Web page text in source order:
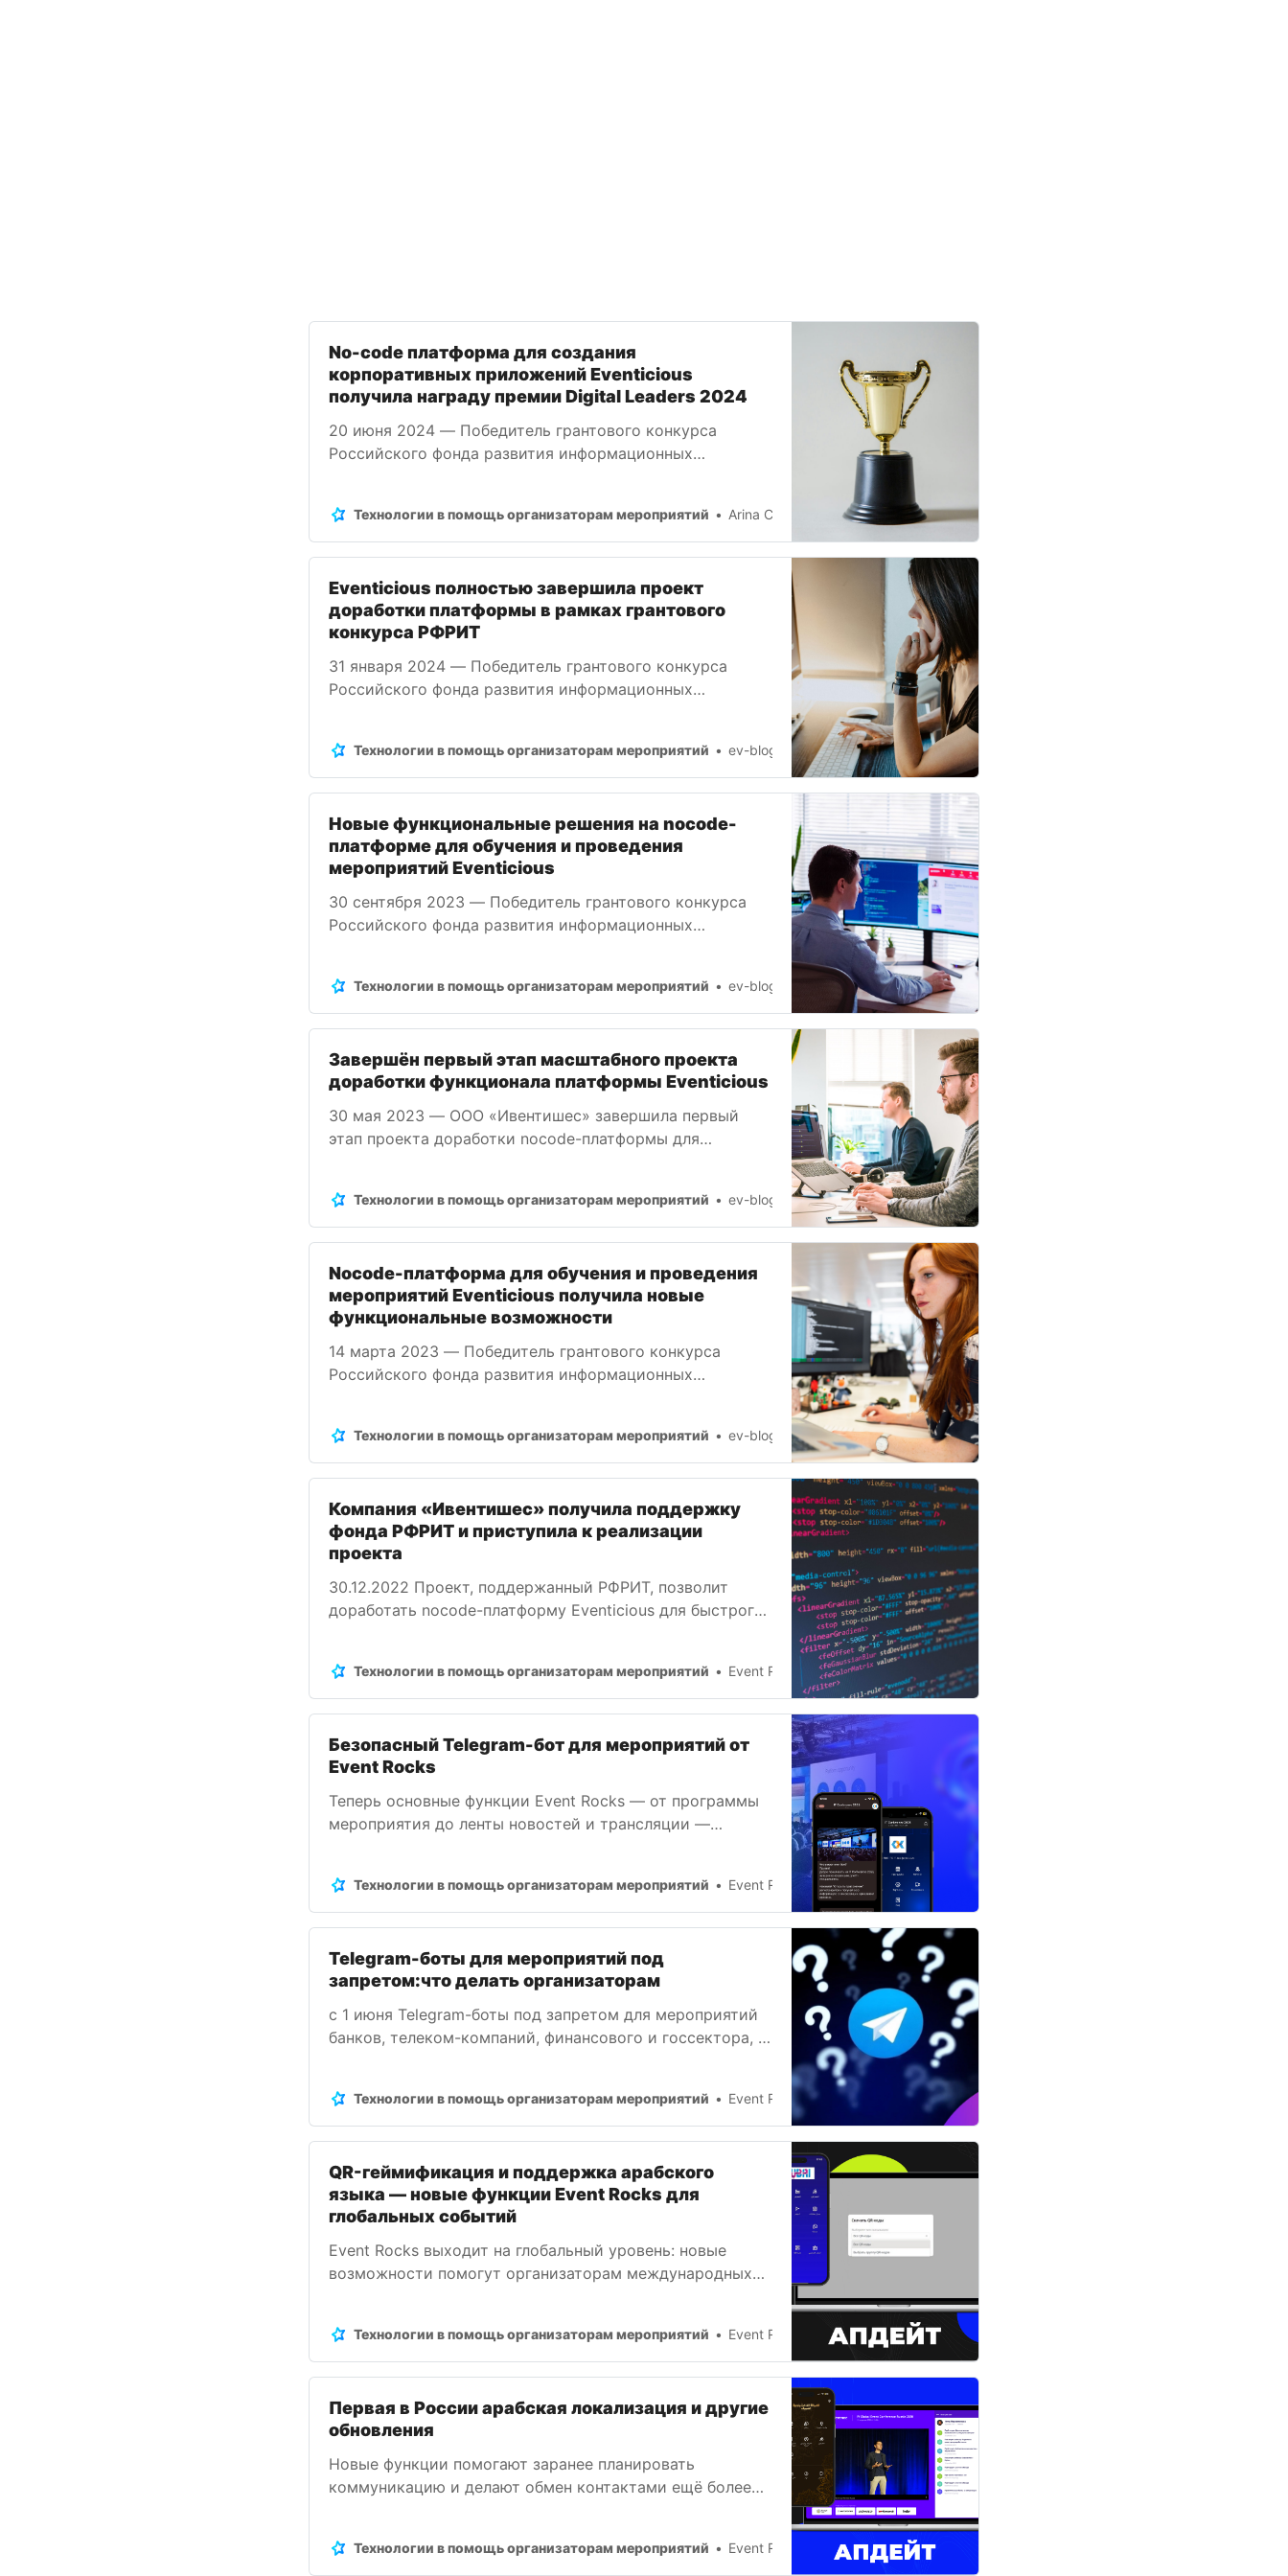
No-code платформа для создания
корпоративных приложений Eventicious
получила награду премии Digital Leaders 2024
20 июня 2024 — Победитель грантового конкурса
Российского фонда развития информационных
Технологии в помощь организаторам мероприятий Arina Chernavtseva
Eventicious полностью завершила проект
доработки платформы в рамках грантового
конкурса РФРИТ
31 января 2024 — Победитель грантового конкурса
Российского фонда развития информационных
Технологии в помощь организаторам мероприятий ev-blog-admin
Новые функциональные решения на nocode-
платформе для обучения и проведения
мероприятий Eventicious
30 сентября 2023 — Победитель грантового конкурса
Российского фонда развития информационных
улучшит процесс обучения пользователей.
Технологии в помощь организаторам мероприятий ev-blog-admin
Завершён первый этап масштабного проекта
доработки функционала платформы Eventicious
30 мая 2023 — ООО «Ивентишес» завершила первый
этап проекта доработки nocode-платформы для
развития информационных технологий (РФРИТ).
Технологии в помощь организаторам мероприятий ev-blog-admin
Nocode-платформа для обучения и проведения
мероприятий Eventicious получила новые
функциональные возможности
14 марта 2023 — Победитель грантового конкурса
Российского фонда развития информационных
своего HRTech-решения.
Технологии в помощь организаторам мероприятий ev-blog-admin
Компания «Ивентишес» получила поддержку
фонда РФРИТ и приступила к реализации
проекта
30.12.2022 Проект, поддержанный РФРИТ, позволит
доработать nocode-платформу Eventicious для быстрого
высоким нагрузкам при синхронизации данных и работе
пользователей.Улучшение процесса установки сервисов
Технологии в помощь организаторам мероприятий Event Rocks Team
Безопасный Telegram-бот для мероприятий от
Event Rocks
Теперь основные функции Event Rocks — от программы
мероприятия до ленты новостей и трансляции —
законодательства.
Технологии в помощь организаторам мероприятий Event Rocks Team
Telegram-боты для мероприятий под
запретом:что делать организаторам
с 1 июня Telegram-боты под запретом для мероприятий
банков, телеком-компаний, финансового и госсектора, а
блокировкам. Кто рискует и как защититься —
рассказали в статье.
Технологии в помощь организаторам мероприятий Event Rocks Team
QR-геймификация и поддержка арабского
языка — новые функции Event Rocks для
глобальных событий
Event Rocks выходит на глобальный уровень: новые
возможности помогут организаторам международных
Технологии в помощь организаторам мероприятий Event Rocks Team
Первая в России арабская локализация и другие
обновления
Новые функции помогают заранее планировать
коммуникацию и делают обмен контактами ещё более
Технологии в помощь организаторам мероприятий Event Rocks Team